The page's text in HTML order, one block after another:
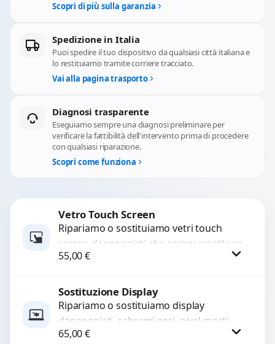
Scopri di più sulla garanzia
Spedizione in Italia
Puoi spedire il tuo dispositivo da qualsiasi città italiana e
lo restituiamo tramite corriere tracciato.
Vai alla pagina trasporto
Diagnosi trasparente
Eseguiamo sempre una diagnosi preliminare per
verificare la fattibilità dell'intervento prima di procedere
con qualsiasi riparazione.
Scopri come funziona
Vetro Touch Screen
Ripariamo o sostituiamo vetri touch
screen danneggiati che compromettono
l’uso del dispositivo. Utilizziamo ricambi
55,00€
Procedi
Sostituzione Display
Ripariamo o sostituiamo display
danneggiati, schermi neri, pixel morti,
righe sullo schermo, vetro incrinato,
65,00€